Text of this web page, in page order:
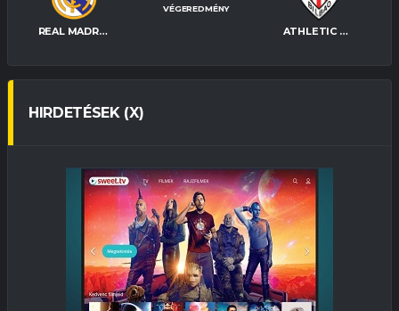
REAL MADRID ATHLETIC BILBAO
VÉGEREDMÉNY
HIRDETÉSEK (X)